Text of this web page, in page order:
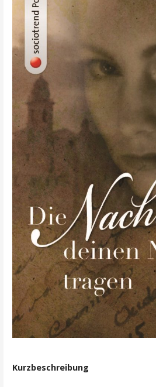
Kurzbeschreibung